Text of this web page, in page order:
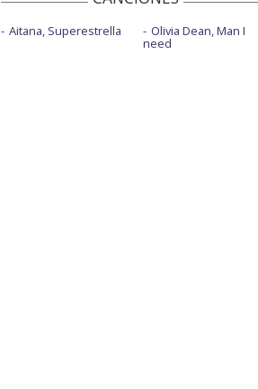
Aitana, Superestrella Olivia Dean, Man I
need